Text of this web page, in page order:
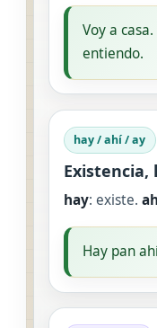
Voy a
entiendo.
hay / ahí / ay
Existencia,
hay: existe.
Hay pan